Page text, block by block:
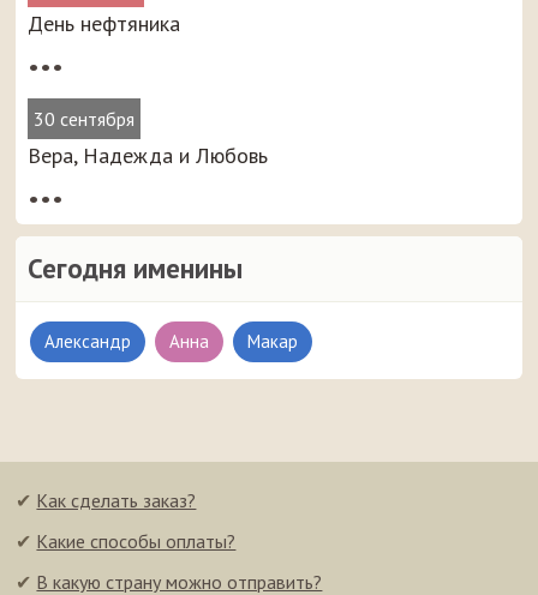
День нефтяника
•••
30 сентября
Вера, Надежда и Любовь
•••
Сегодня именины
Александр Анна Макар
✔ Как сделать заказ?
✔ Какие способы оплаты?
✔ В какую страну можно отправить?